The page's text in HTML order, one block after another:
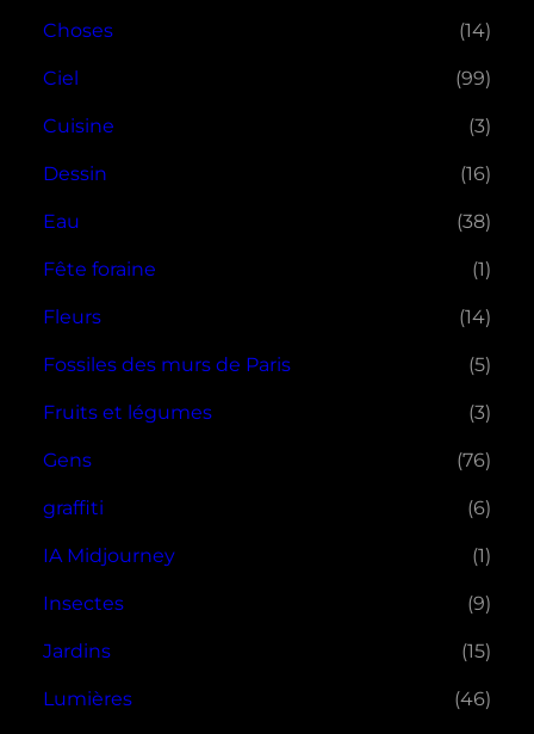
Choses (14)
Ciel (99)
Cuisine (3)
Dessin (16)
Eau (38)
Fête foraine (1)
Fleurs (14)
Fossiles des murs de Paris (5)
Fruits et légumes (3)
Gens (76)
graffiti (6)
IA Midjourney (1)
Insectes (9)
Jardins (15)
Lumières (46)